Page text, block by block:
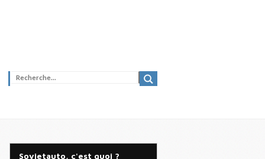
Sovietauto, c'est quoi ?